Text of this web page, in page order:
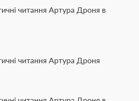
читання Артура Дроня в
читання Артура Дроня